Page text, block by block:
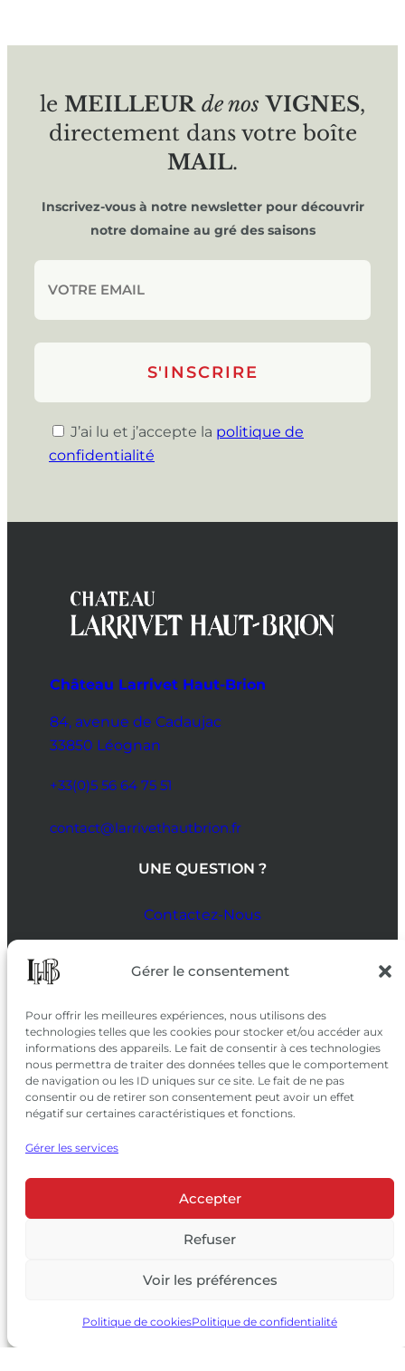
Gérer le consentement
Pour offrir les meilleures expériences, nous utilisons des
technologies telles que les cookies pour stocker et/ou accéder aux
informations des appareils. Le fait de consentir à ces technologies
nous permettra de traiter des données telles que le comportement
de navigation ou les ID uniques sur ce site. Le fait de ne pas
consentir ou de retirer son consentement peut avoir un effet
négatif sur certaines caractéristiques et fonctions.
Gérer les services
Accepter
Refuser
Voir les préférences
Politique de cookiesPolitique de confidentialité
le MEILLEUR de nos VIGNES,
directement dans votre boîte
MAIL.
Inscrivez-vous à notre newsletter pour découvrir
notre domaine au gré des saisons
J’ai lu et j’accepte la politique de
confidentialité
Château Larrivet Haut-Brion
84, avenue de Cadaujac
33850 Léognan
+33(0)5 56 64 75 51
contact@larrivethautbrion.fr
UNE QUESTION ?
Contactez-Nous
SUIVEZ-NOUS
SUR LES RÉSEAUX
© 2026 Château Larrivet Haut-Brion |
Mentions légales|Politique de confidentialité
|CGV
L’ABUS D’ALCOOL EST DANGEREUX POUR LA SANTÉ, À